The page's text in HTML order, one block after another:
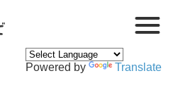
Powered by Translate